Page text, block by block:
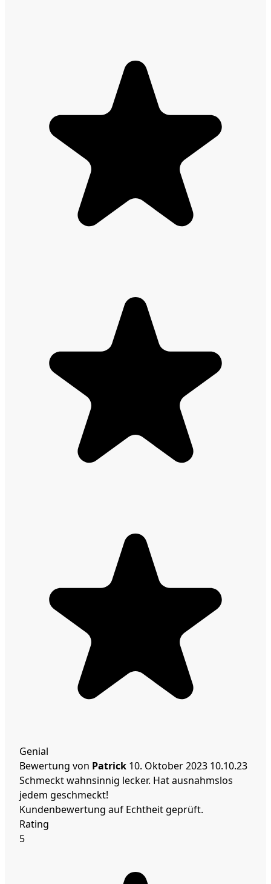
Genial
Bewertung von Patrick 10. Oktober 2023 10.10.23
Schmeckt wahnsinnig lecker. Hat ausnahmslos
jedem geschmeckt!
Kundenbewertung auf Echtheit geprüft.
Rating
5